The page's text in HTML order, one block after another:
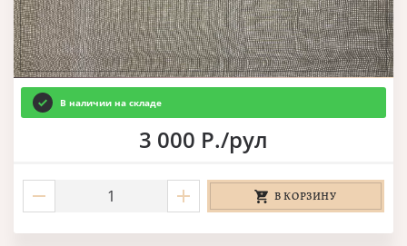
В наличии на складе
3 000 Р./рул
В КОРЗИНУ